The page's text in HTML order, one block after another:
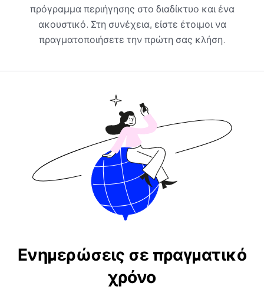
πρόγραμμα περιήγησης στο διαδίκτυο και ένα
ακουστικό. Στη συνέχεια, είστε έτοιμοι να
πραγματοποιήσετε την πρώτη σας κλήση.
Ενημερώσεις σε πραγματικό
χρόνο